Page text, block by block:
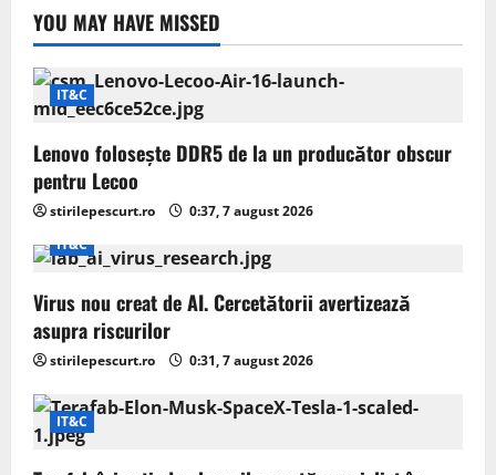
YOU MAY HAVE MISSED
IT&C
Lenovo folosește DDR5 de la un producător obscur
pentru Lecoo
stirilepescurt.ro
0:37, 7 august 2026
IT&C
Virus nou creat de AI. Cercetătorii avertizează
asupra riscurilor
stirilepescurt.ro 0:31, 7 august 2026
IT&C